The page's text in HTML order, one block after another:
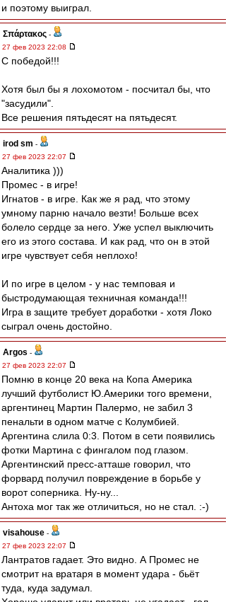
и поэтому выиграл.
Σπάρτακος -
27 фев 2023 22:08
С победой!!!
Хотя был бы я лохомотом - посчитал бы, что
"засудили".
Все решения пятьдесят на пятьдесят.
irod sm -
27 фев 2023 22:07
Аналитика )))
Промес - в игре!
Игнатов - в игре. Как же я рад, что этому
умному парню начало везти! Больше всех
болело сердце за него. Уже успел выключить
его из этого состава. И как рад, что он в этой
игре чувствует себя неплохо!
И по игре в целом - у нас темповая и
быстродумающая техничная команда!!!
Игра в защите требует доработки - хотя Локо
сыграл очень достойно.
Argos -
27 фев 2023 22:07
Помню в конце 20 века на Копа Америка
лучший футболист Ю.Америки того времени,
аргентинец Мартин Палермо, не забил 3
пенальти в одном матче с Колумбией.
Аргентина слила 0:3. Потом в сети появились
фотки Мартина с фингалом под глазом.
Аргентинский пресс-атташе говорил, что
форвард получил повреждение в борьбе у
ворот соперника. Ну-ну...
Антоха мог так же отличиться, но не стал. :-)
visahouse -
27 фев 2023 22:07
Лантратов гадает. Это видно. А Промес не
смотрит на вратаря в момент удара - бьёт
туда, куда задумал.